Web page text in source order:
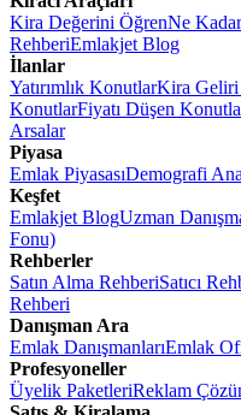
Kira Değerini ÖğrenNe
RehberiEmlakjet Blog
İlanlar
Yatırımlık KonutlarKira
KonutlarFiyatı Düşen
Arsalar
Piyasa
Emlak PiyasasıDemografi
Keşfet
Emlakjet BlogUzman
Fonu)
Rehberler
Satın Alma RehberiSatıcı
Rehberi
Danışman Ara
Emlak DanışmanlarıEmlak
Profesyoneller
Üyelik PaketleriReklam